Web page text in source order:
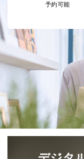
当社は、取得し
本人の同意を得
ません。ただし
法令に基づく
人の生命､身体
場合であって
公衆衛生の向
に特に必要が
とが困難である
国の機関もし
た者が法令の
する必要があ
予約可能